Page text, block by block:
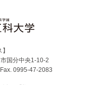
国分中央1-10-2
Fax. 0995-47-2083